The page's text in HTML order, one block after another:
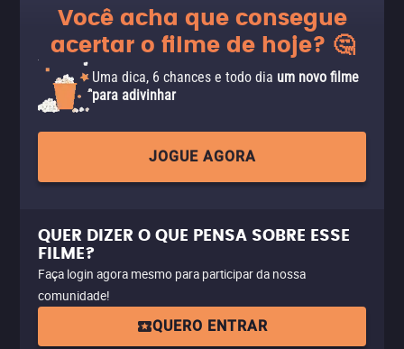
Você acha que consegue
acertar o filme de hoje? 🤔
Uma dica, 6 chances e todo dia um novo filme
para adivinhar
JOGUE AGORA
QUER DIZER O QUE PENSA SOBRE ESSE
FILME?
Faça login agora mesmo para participar da nossa
comunidade!
QUERO ENTRAR